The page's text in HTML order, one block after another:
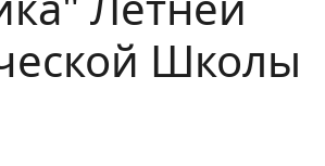
Школы